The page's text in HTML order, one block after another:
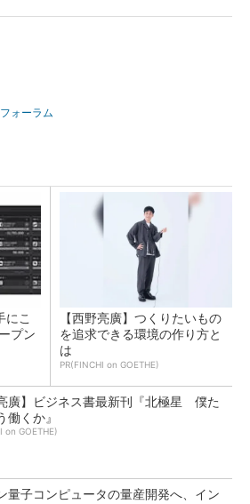
ォーラム
こ
プン
【西野亮廣】つくりたいもの
を追求できる環境の作り方と
は
PR(FINCHI on GOETHE)
廣】ビジネス書最新刊『北極星 僕た
働くか』
on GOETHE)
量子コンピュータの量産開発へ、イン